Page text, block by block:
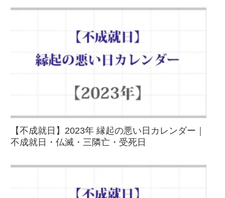
【不成就日】2023年 縁起の悪い日カレンダー｜
不成就日・仏滅・三隣亡・受死日